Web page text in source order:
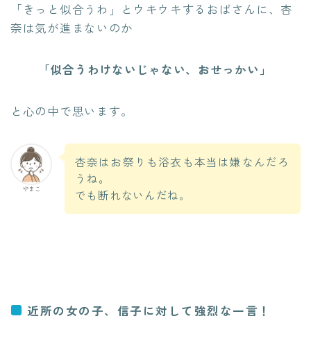
「きっと似合うわ」とウキウキするおばさんに、杏
奈は気が進まないのか
「似合うわけないじゃない、おせっかい」
と心の中で思います。
やまこ
杏奈はお祭りも浴衣も本当は嫌なんだろ
うね。
でも断れないんだね。
近所の女の子、信子に対して強烈な一言！